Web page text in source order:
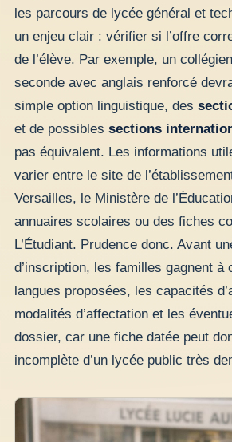
les parcours de lycée général et
un enjeu clair : vérifier si l’offre
de l’élève. Par exemple, un
seconde avec anglais renforcé
simple option linguistique, des
et de possibles sections
pas équivalent. Les informations
varier entre le site de
Versailles, le Ministère de
annuaires scolaires ou des fiches
L’Étudiant. Prudence donc. Avant
d’inscription, les familles gagnent à
langues proposées, les capacités
modalités d’affectation et les
dossier, car une fiche datée peut
incomplète d’un lycée public très